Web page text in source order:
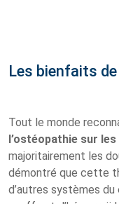
Les bienfaits
Tout le monde
l’ostéopathie sur
majoritairement les
démontré que cette
d’autres systèmes du